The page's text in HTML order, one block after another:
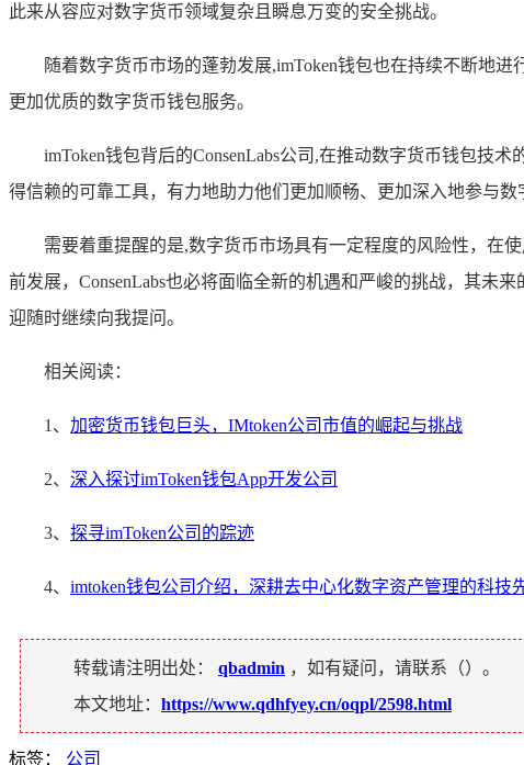
此来从容应对数字货币领域复杂且瞬息万变的安全挑战。
随着数字货币市场的蓬勃发展,imToken钱包也在持续不断地
更加优质的数字货币钱包服务。
imToken钱包背后的ConsenLabs公司,在推动数字货币钱包技
得信赖的可靠工具，有力地助力他们更加顺畅、更加深入地参与数
需要着重提醒的是,数字货币市场具有一定程度的风险性，在
前发展，ConsenLabs也必将面临全新的机遇和严峻的挑战，其未
迎随时继续向我提问。
相关阅读：
1、 加密货币钱包巨头，IMtoken公司市值的崛起与挑战
2、 深入探讨imToken钱包App开发公司
3、 探寻imToken公司的踪迹
4、 imtoken钱包公司介绍，深耕去中心化数字资产管理的科技
转载请注明出处： qbadmin ，如有疑问，请联系（）。
本文地址： https://www.qdhfyey.cn/oqpl/2598.html
标签： 公司